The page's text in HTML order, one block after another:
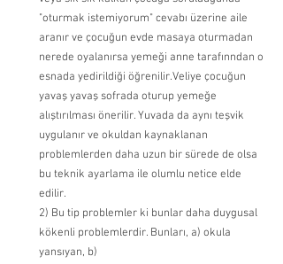
"oturmak istemiyorum" cevabı üzerine aile
aranır ve çocuğun evde masaya oturmadan
nerede oyalanırsa yemeği anne tarafınndan o
esnada yedirildiği öğrenilir.Veliye çocuğun
yavaş yavaş sofrada oturup yemeğe
alıştırılması önerilir. Yuvada da aynı teşvik
uygulanır ve okuldan kaynaklanan
problemlerden daha uzun bir sürede de olsa
bu teknik ayarlama ile olumlu netice elde
edilir.
2) Bu tip problemler ki bunlar daha duygusal
kökenli problemlerdir. Bunları, a) okula
yansıyan, b)